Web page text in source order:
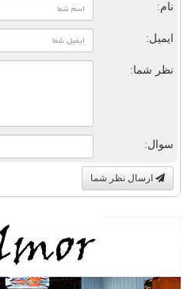
نام:
ایمیل:
نظر شما:
سوال:
ارسال نظر شما